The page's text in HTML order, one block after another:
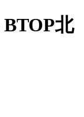
BTOP北